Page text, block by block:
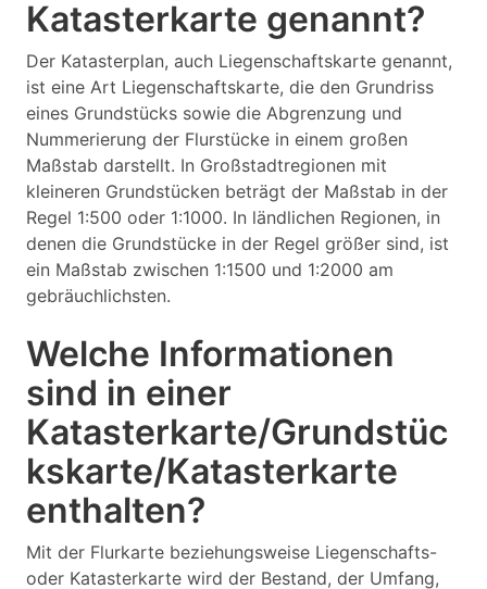
Katasterkarte genannt?
Der Katasterplan, auch Liegenschaftskarte genannt,
ist eine Art Liegenschaftskarte, die den Grundriss
eines Grundstücks sowie die Abgrenzung und
Nummerierung der Flurstücke in einem großen
Maßstab darstellt. In Großstadtregionen mit
kleineren Grundstücken beträgt der Maßstab in der
Regel 1:500 oder 1:1000. In ländlichen Regionen, in
denen die Grundstücke in der Regel größer sind, ist
ein Maßstab zwischen 1:1500 und 1:2000 am
gebräuchlichsten.
Welche Informationen
sind in einer
Katasterkarte/Grundstüc
kskarte/Katasterkarte
enthalten?
Mit der Flurkarte beziehungsweise Liegenschafts-
oder Katasterkarte wird der Bestand, der Umfang,